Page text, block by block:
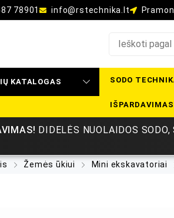
78901 info@rstechnika.lt
KATALOGAS SODO
IŠPARDAVIMAS
DIDELĖS NUOLAIDOS
Žemės ūkiui Mini ekskavatoriai